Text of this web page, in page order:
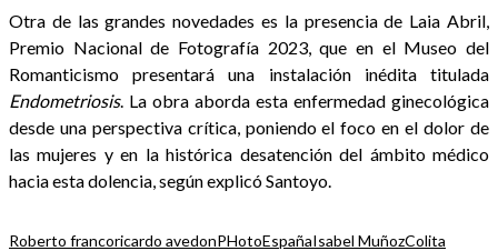
Otra de las grandes novedades es la presencia de Laia Abril,
Premio Nacional de Fotografía 2023, que en el Museo del
Romanticismo presentará una instalación inédita titulada
Endometriosis. La obra aborda esta enfermedad ginecológica
desde una perspectiva crítica, poniendo el foco en el dolor de
las mujeres y en la histórica desatención del ámbito médico
hacia esta dolencia, según explicó Santoyo.
Roberto francoricardo avedonPHotoEspañaIsabel MuñozColita